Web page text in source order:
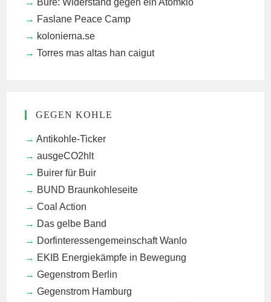
Faslane Peace Camp
kolonierna.se
Torres mas altas han caigut
GEGEN KOHLE
Antikohle-Ticker
ausgeCO2hlt
Buirer für Buir
BUND Braunkohleseite
Coal Action
Das gelbe Band
Dorfinteressengemeinschaft Wanlo
EKIB Energiekämpfe in Bewegung
Gegenstrom Berlin
Gegenstrom Hamburg